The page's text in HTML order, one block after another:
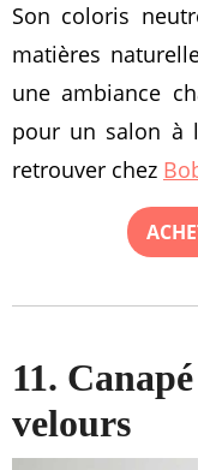
Son coloris
matières
une ambiance
pour un salon à
retrouver chez
11.
velours